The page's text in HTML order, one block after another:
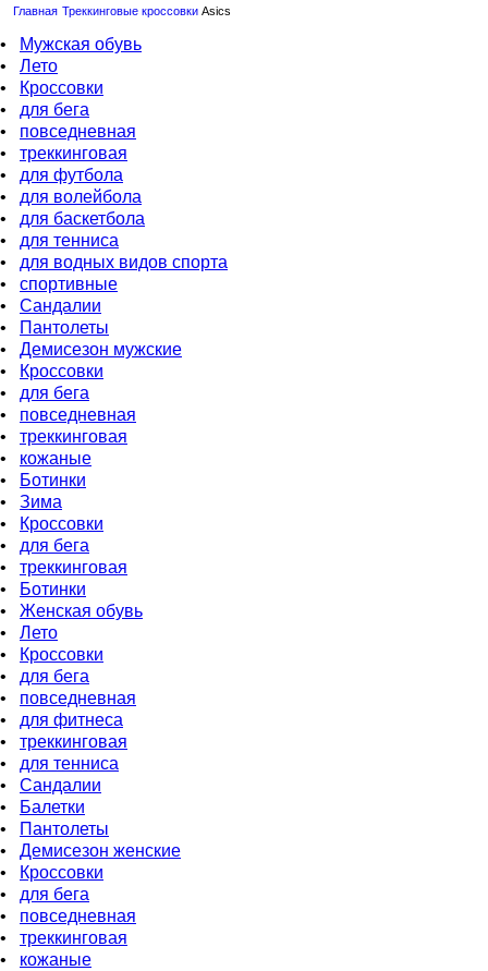
Главная Треккинговые кроссовки Asics
•
Мужская обувь
• Лето
•
Кроссовки
• для бега
• повседневная
• треккинговая
• для футбола
• для волейбола
• для баскетбола
• для тенниса
• для водных видов спорта
• спортивные
• Сандалии
•
Пантолеты
• Демисезон мужские
•
Кроссовки
• для бега
• повседневная
• треккинговая
• кожаные
•
Ботинки
• Зима
•
Кроссовки
• для бeга
• треккинговая
•
Ботинки
• Женская обувь
• Лето
•
Кроссовки
• для бега
• повседневная
• для фитнеса
• треккинговая
• для тенниса
• Сандалии
•
Балетки
•
Пантолеты
• Демисезон женские
•
Кроссовки
• для бега
• повседневная
• треккинговая
• кожаные